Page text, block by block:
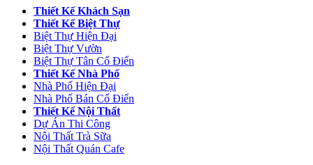
Thiết Kế Khách Sạn
Thiết Kế Biệt Thự
Biệt Thự Hiện Đại
Biệt Thự Vườn
Biệt Thự Tân Cổ Điển
Thiết Kế Nhà Phố
Nhà Phố Hiện Đại
Nhà Phố Bán Cổ Điển
Thiết Kế Nội Thất
Dự Án Thi Công
Nội Thất Trà Sữa
Nội Thất Quán Cafe